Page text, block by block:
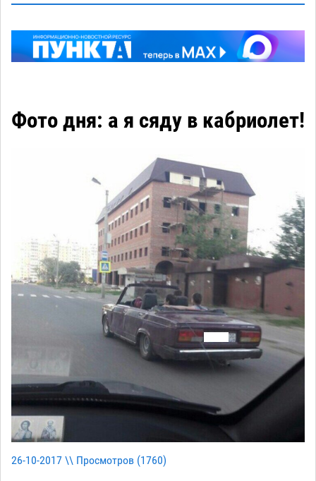
Фото дня: а я сяду в кабриолет!
26-10-2017 \\ Просмотров (1760)